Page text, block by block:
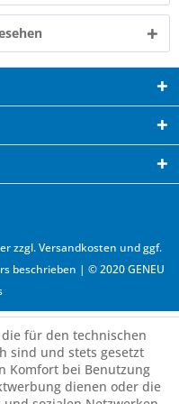
zzgl.Versandkosten und ggf.
beschrieben | © 2020 GENEU
für den technischen
sind und stets gesetzt
Komfort bei Benutzung
dienen oder die